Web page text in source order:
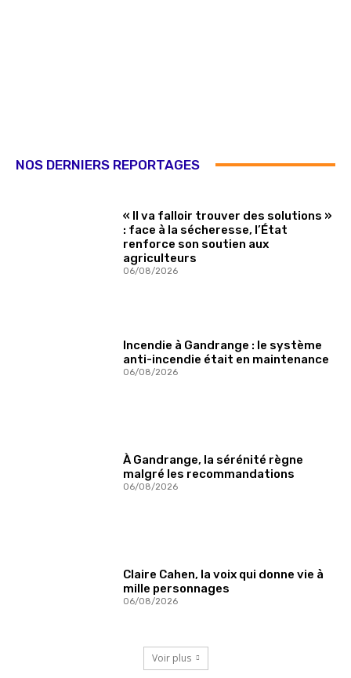
NOS DERNIERS REPORTAGES
« Il va falloir trouver des solutions »
: face à la sécheresse, l’État
renforce son soutien aux
agriculteurs
06/08/2026
Incendie à Gandrange : le système
anti-incendie était en maintenance
06/08/2026
À Gandrange, la sérénité règne
malgré les recommandations
06/08/2026
Claire Cahen, la voix qui donne vie à
mille personnages
06/08/2026
Voir plus